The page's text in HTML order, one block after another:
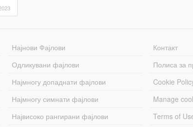
Најнови Фајлови
Одликувани фајлови
Најмногу допаднати фајлови
Најмногу симнати фајлови
Највисоко рангирани фајлови
Контакт
Полиса за
Cookie
Manage
Terms of